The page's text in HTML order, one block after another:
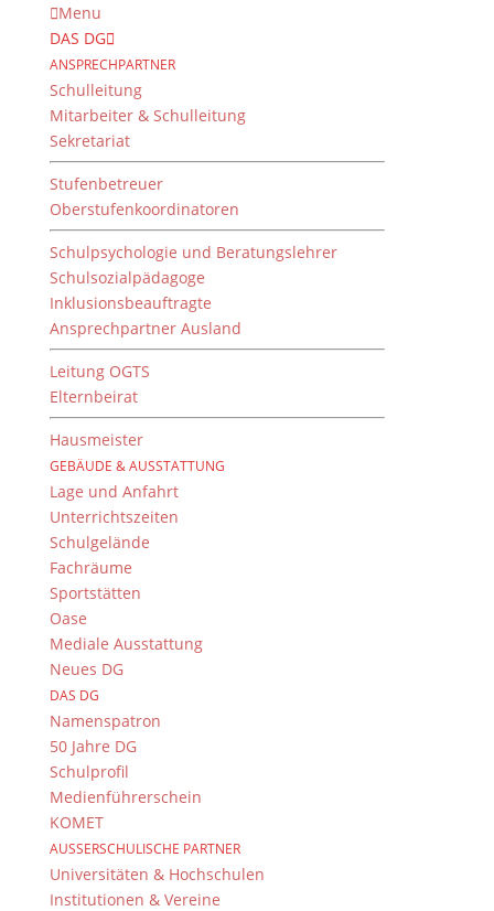
Menu
DAS DG
ANSPRECHPARTNER
Schulleitung
Mitarbeiter & Schulleitung
Sekretariat
Stufenbetreuer
Oberstufenkoordinatoren
Schulpsychologie und Beratungslehrer
Schulsozialpädagoge
Inklusionsbeauftragte
Ansprechpartner Ausland
Leitung OGTS
Elternbeirat
Hausmeister
GEBÄUDE & AUSSTATTUNG
Lage und Anfahrt
Unterrichtszeiten
Schulgelände
Fachräume
Sportstätten
Oase
Mediale Ausstattung
Neues DG
DAS DG
Namenspatron
50 Jahre DG
Schulprofil
Medienführerschein
KOMET
AUSSERSCHULISCHE PARTNER
Universitäten & Hochschulen
Institutionen & Vereine
Fachschaft Deutsch –
Exkursionen
Der große Gatsby stand auf dem Programm
und knapp über 40 Schülerinnen und Schüler
des DG machten sich mit einigen begleitenden
Lehrkräften auf, um ihn sich anzusehen. Da
weder Nebel noch Regen die Sicht auf die
Freilichtbühne versperrte, konnte man den
Roman in einer...